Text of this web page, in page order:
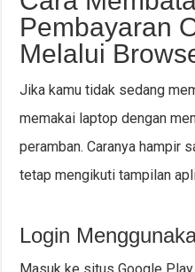
Pembayaran
Melalui
Jika kamu tidak sedang
memakai laptop dengan
peramban. Caranya hampir
tetap mengikuti tampilan
Login